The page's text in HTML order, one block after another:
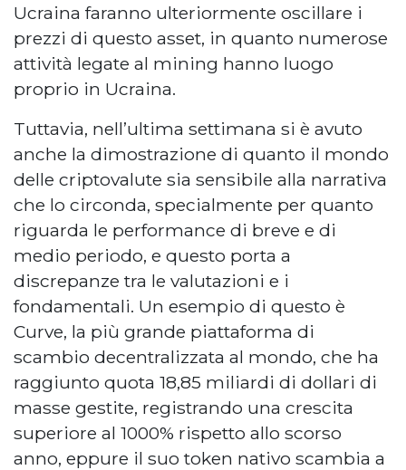
Ucraina faranno ulteriormente oscillare i
prezzi di questo asset, in quanto numerose
attività legate al mining hanno luogo
proprio in Ucraina.
Tuttavia, nell’ultima settimana si è avuto
anche la dimostrazione di quanto il mondo
delle criptovalute sia sensibile alla narrativa
che lo circonda, specialmente per quanto
riguarda le performance di breve e di
medio periodo, e questo porta a
discrepanze tra le valutazioni e i
fondamentali. Un esempio di questo è
Curve, la più grande piattaforma di
scambio decentralizzata al mondo, che ha
raggiunto quota 18,85 miliardi di dollari di
masse gestite, registrando una crescita
superiore al 1000% rispetto allo scorso
anno, eppure il suo token nativo scambia a